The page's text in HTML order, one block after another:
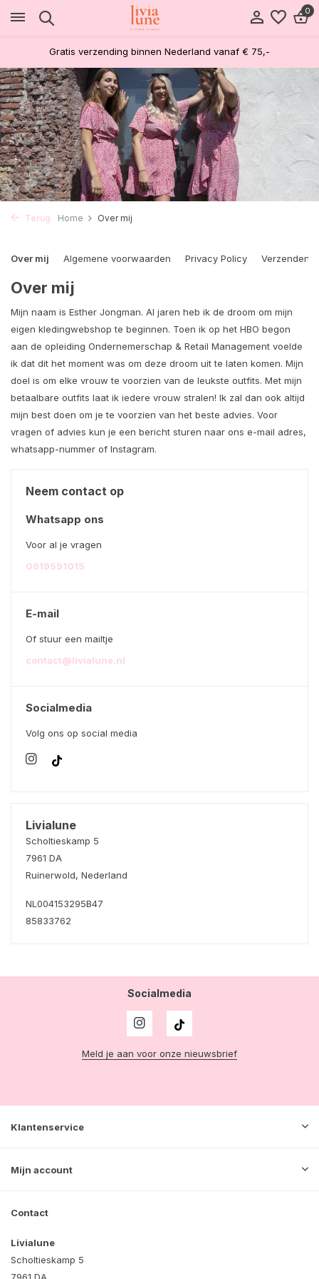
0
Gratis verzending binnen Nederland vanaf € 75,-
Terug Home Over mij
Over mij Algemene voorwaarden Privacy Policy Verzenden
Over mij
Mijn naam is Esther Jongman. Al jaren heb ik de droom om mijn
eigen kledingwebshop te beginnen. Toen ik op het HBO begon
aan de opleiding Ondernemerschap & Retail Management voelde
ik dat dit het moment was om deze droom uit te laten komen. Mijn
doel is om elke vrouw te voorzien van de leukste outfits. Met mijn
betaalbare outfits laat ik iedere vrouw stralen! Ik zal dan ook altijd
mijn best doen om je te voorzien van het beste advies. Voor
vragen of advies kun je een bericht sturen naar ons e-mail adres,
whatsapp-nummer of Instagram.
Neem contact op
Whatsapp ons
Voor al je vragen
0619591015
E-mail
Of stuur een mailtje
contact@livialune.nl
Socialmedia
Volg ons op social media
Livialune
Scholtieskamp 5
7961 DA
Ruinerwold, Nederland
NL004153295B47
85833762
Socialmedia
Meld je aan voor onze nieuwsbrief
Klantenservice
Mijn account
Contact
Livialune
Scholtieskamp 5